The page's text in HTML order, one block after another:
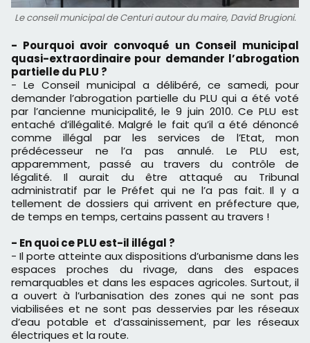
Le conseil municipal de Centuri autour du maire, David Brugioni.
- Pourquoi avoir convoqué un Conseil municipal
quasi-extraordinaire pour demander l’abrogation
partielle du PLU ?
- Le Conseil municipal a délibéré, ce samedi, pour
demander l’abrogation partielle du PLU qui a été voté
par l’ancienne municipalité, le 9 juin 2010. Ce PLU est
entaché d’illégalité. Malgré le fait qu’il a été dénoncé
comme illégal par les services de l’Etat, mon
prédécesseur ne l’a pas annulé. Le PLU est,
apparemment, passé au travers du contrôle de
légalité. Il aurait du être attaqué au Tribunal
administratif par le Préfet qui ne l’a pas fait. Il y a
tellement de dossiers qui arrivent en préfecture que,
de temps en temps, certains passent au travers !
- En quoi ce PLU est-il illégal ?
- Il porte atteinte aux dispositions d’urbanisme dans les
espaces proches du rivage, dans des espaces
remarquables et dans les espaces agricoles. Surtout, il
a ouvert à l’urbanisation des zones qui ne sont pas
viabilisées et ne sont pas desservies par les réseaux
d’eau potable et d’assainissement, par les réseaux
électriques et la route.